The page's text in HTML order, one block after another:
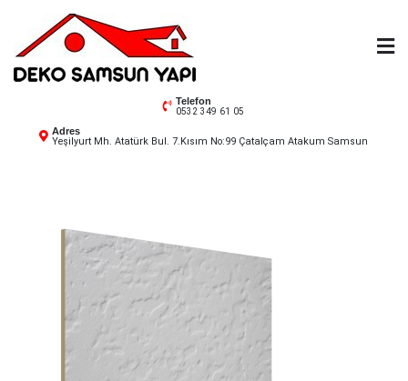
content
Deko Samsun
Telefon
0532 349 61 05
Adres
Yeşilyurt Mh. Atatürk Bul. 7.Kısım No:99 Çatalçam Atakum Samsun